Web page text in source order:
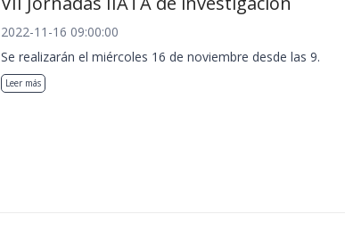
2022-11-16 09:00:00
Se realizarán el miércoles 16 de noviembre desde las 9.
Leer más